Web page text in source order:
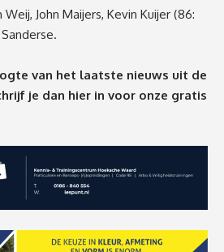
John Maijers, Kevin Kuijer (86:
van het laatste nieuws uit de
je dan hier in voor onze gratis